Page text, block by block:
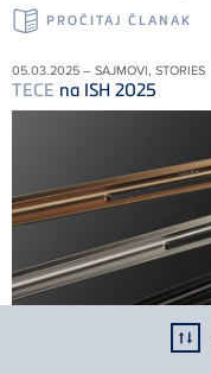
PROČITAJ ČLANAK
05.03.2025 – SAJMOVI, STORIES
TECE na ISH 2025